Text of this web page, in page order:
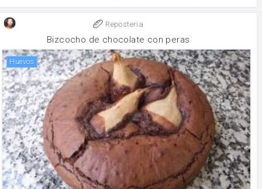
Reposteria
Bizcocho de chocolate con peras
huevos